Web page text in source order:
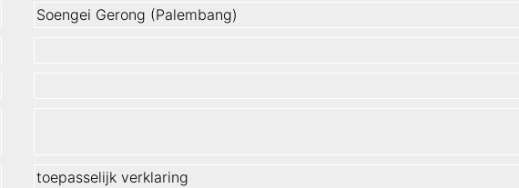
Soengei Gerong (Palembang)
toepasselijk verklaring